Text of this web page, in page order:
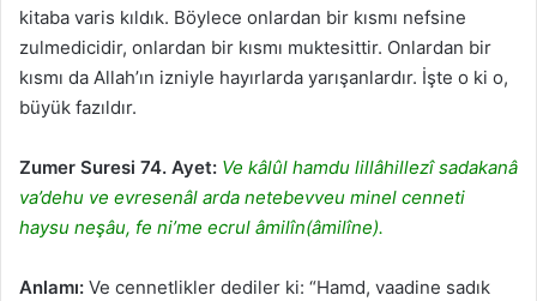
kitaba varis kıldık. Böylece onlardan bir kısmı nefsine
zulmedicidir, onlardan bir kısmı muktesittir. Onlardan bir
kısmı da Allah’ın izniyle hayırlarda yarışanlardır. İşte o ki o,
büyük fazıldır.
Zumer Suresi 74. Ayet: Ve kâlûl hamdu lillâhillezî sadakanâ
va’dehu ve evresenâl arda netebevveu minel cenneti
haysu neşâu, fe ni’me ecrul âmilîn(âmilîne).
Anlamı: Ve cennetlikler dediler ki: “Hamd, vaadine sadık